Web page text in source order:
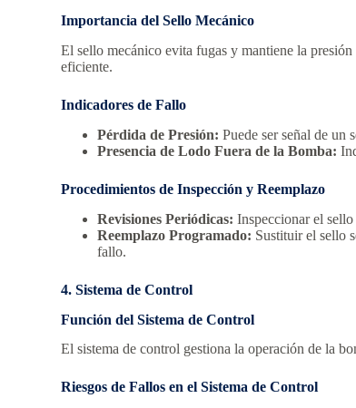
Importancia del Sello Mecánico
El sello mecánico evita fugas y mantiene la
eficiente.
Indicadores de Fallo
Pérdida de Presión: Puede ser señal de un
Presencia de Lodo Fuera de la Bomba:
Procedimientos de Inspección y Reemplazo
Revisiones Periódicas: Inspeccionar el sello
Reemplazo Programado: Sustituir el sello
fallo.
4. Sistema de Control
Función del Sistema de Control
El sistema de control gestiona la operación de la
Riesgos de Fallos en el Sistema de Control